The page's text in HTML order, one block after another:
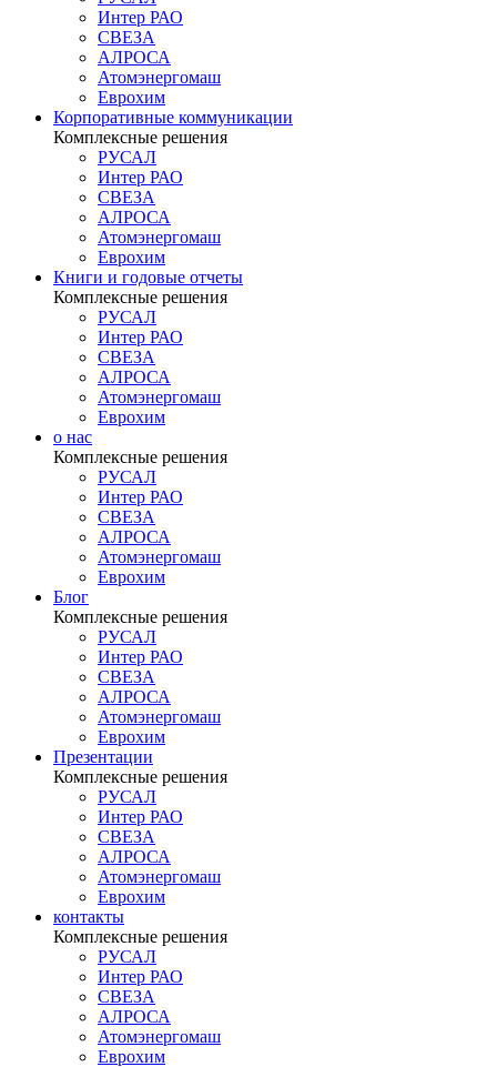
Интер РАО
СВЕЗА
АЛРОСА
Атомэнергомаш
Еврохим
Корпоративные коммуникации
Комплексные решения
РУСАЛ
Интер РАО
СВЕЗА
АЛРОСА
Атомэнергомаш
Еврохим
Книги и годовые отчеты
Комплексные решения
РУСАЛ
Интер РАО
СВЕЗА
АЛРОСА
Атомэнергомаш
Еврохим
о нас
Комплексные решения
РУСАЛ
Интер РАО
СВЕЗА
АЛРОСА
Атомэнергомаш
Еврохим
Блог
Комплексные решения
РУСАЛ
Интер РАО
СВЕЗА
АЛРОСА
Атомэнергомаш
Еврохим
Презентации
Комплексные решения
РУСАЛ
Интер РАО
СВЕЗА
АЛРОСА
Атомэнергомаш
Еврохим
контакты
Комплексные решения
РУСАЛ
Интер РАО
СВЕЗА
АЛРОСА
Атомэнергомаш
Еврохим